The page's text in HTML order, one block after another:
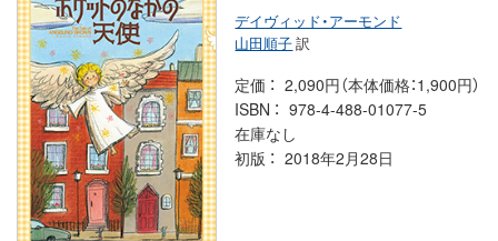
デイヴィッド・アーモンド
山田順子訳
定価
2,090円（本体価格：1,900円）
ISBN
978-4-488-01077-5
在庫なし
初版
2018年2月28日